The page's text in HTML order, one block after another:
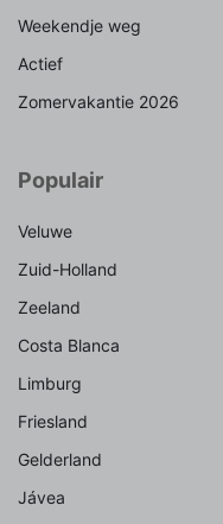
Weekendje weg
Actief
Zomervakantie 2026
Populair
Veluwe
Zuid-Holland
Zeeland
Costa Blanca
Limburg
Friesland
Gelderland
Jávea